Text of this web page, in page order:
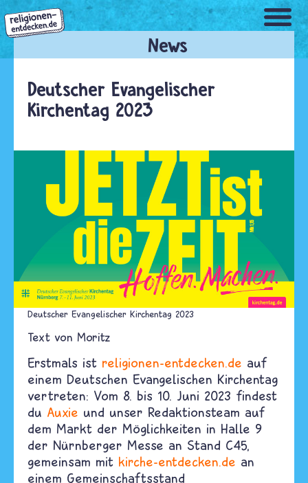
Direkt
zum
Inhalt
Deutscher Evangelischer
Kirchentag 2023
Deutscher Evangelischer Kirchentag 2023
Text von Moritz
Erstmals ist religionen-entdecken.de auf
einem Deutschen Evangelischen Kirchentag
vertreten: Vom 8. bis 10. Juni 2023 findest
du Auxie und unser Redaktionsteam auf
dem Markt der Möglichkeiten in Halle 9
der Nürnberger Messe an Stand C45,
gemeinsam mit kirche-entdecken.de an
einem Gemeinschaftsstand